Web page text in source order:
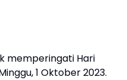
memperingati Hari
1 Oktober 2023.